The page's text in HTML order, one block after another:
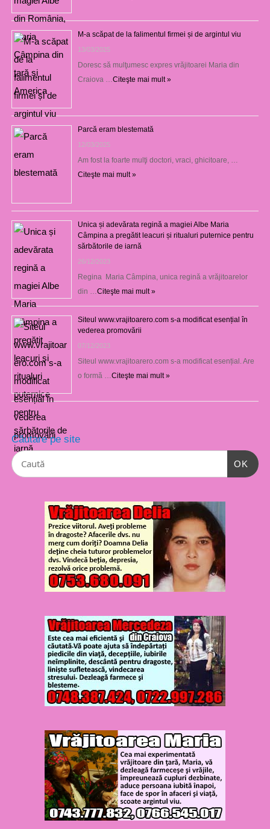
M-a scăpat de la falimentul firmei și de argintul viu
13/03/2025
Doresc să mulţumesc expres vrăjitoarei Maria din
Craiova … Citeşte mai mult »
Parcă eram blestemată
12/03/2025
Am fost la foarte mulţi doctori, vraci, ghicitoare, …
Citeşte mai mult »
Unica și adevărata regină a magiei Albe Maria
Câmpina a pregătit leacuri și ritualuri puternice pentru
sărbătorile de iarnă
26/12/2023
Regina Maria Câmpina, unica regină a vrăjitoarelor
din … Citeşte mai mult »
Siteul www.vrajitoarero.com s-a modificat esențial în
vederea promovării
07/12/2023
Siteul www.vrajitoarero.com s-a modificat esențial. Are
o formă … Citeşte mai mult »
Căutare pe site
OK